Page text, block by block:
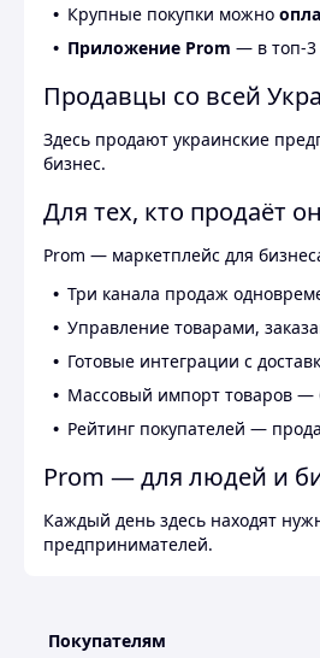
Крупные покупки можно
Приложение Prom — в топ-3
Продавцы со всей
Здесь продают украинские
бизнес.
Для тех, кто продаёт
Prom — маркетплейс для
Три канала продаж
Управление товарами,
Готовые интеграции с
Массовый импорт товаров —
Рейтинг покупателей —
Prom — для людей и
Каждый день здесь находят
предпринимателей.
Покупателям